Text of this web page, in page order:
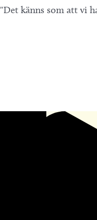
"Det känns som att vi